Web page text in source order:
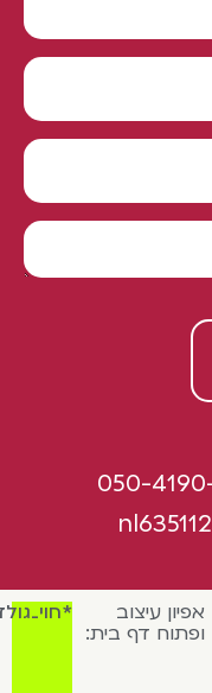
050-
עיצוב
דף בית:
*חוי_גולדמן